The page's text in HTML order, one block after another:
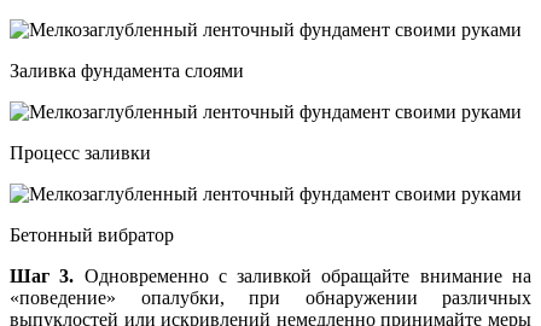
Заливка фундамента слоями
Процесс заливки
Бетонный вибратор
Шаг 3. Одновременно с заливкой обращайте внимание на
«поведение» опалубки, при обнаружении различных
выпуклостей или искривлений немедленно принимайте меры